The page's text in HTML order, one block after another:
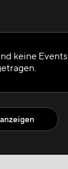
keine Events